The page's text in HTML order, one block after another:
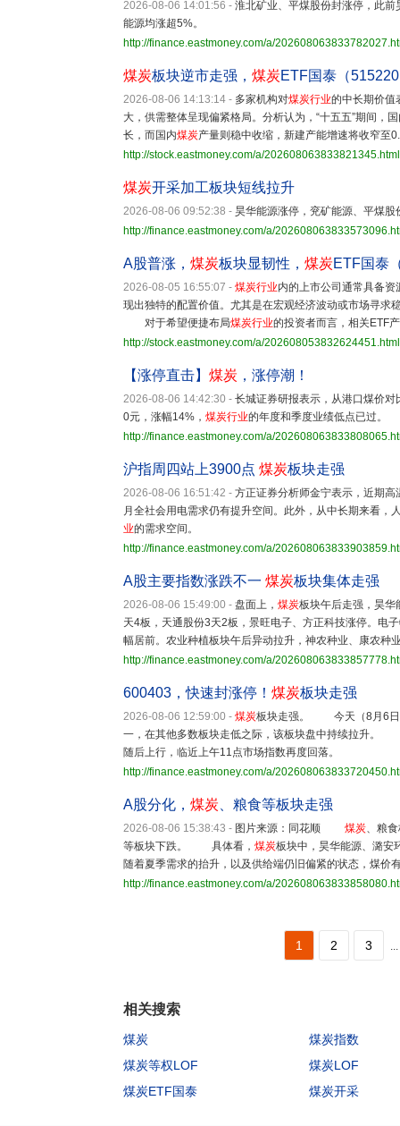
2026-08-06 14:01:56 - 淮北矿业、平煤股份封涨停，此
能源均涨超5%。
http://finance.eastmoney.com/a/
煤炭板块逆市走强， 煤炭ETF国泰（
2026-08-06 14:13:14 - 多家机构对煤炭行业的中长期价值
大，供需整体呈现偏紧格局。分析认为，“十五五”期间，
长，而国内煤炭产量则稳中收缩，新建产能增速将收窄至
http://stock.eastmoney.com/a/202608063833821345.html
煤炭开采加工板块短线拉升
2026-08-06 09:52:38 - 昊华能源涨停，兖矿能源、平煤
http://finance.eastmoney.com/a/
A股普涨， 煤炭板块显韧性， 煤炭ETF国泰
2026-08-05 16:55:07 - 煤炭行业内的上市公司通常具备
现出独特的配置价值。尤其是在宏观经济波动或市场寻求
对于希望便捷布局煤炭行业的投资者而言，相关ETF
http://stock.eastmoney.com/a/202608053832624451.html
【涨停直击】 煤炭 ，涨停潮！
2026-08-06 14:42:30 - 长城证券研报表示，从港口煤价
0元，涨幅14%， 煤炭行业的年度和季度业绩低点已过。
http://finance.eastmoney.com/a/
沪指周四站上3900点 煤炭板块走强
2026-08-06 16:51:42 - 方正证券分析师金宁表示，近期
月全社会用电需求仍有提升空间。此外，从中长期来看
业的需求空间。
http://finance.eastmoney.com/a/
A股主要指数涨跌不一 煤炭板块集体走强
2026-08-06 15:49:00 - 盘面上， 煤炭板块午后走强，昊华
天4板，天通股份3天2板，景旺电子、方正科技涨停。电
幅居前。农业种植板块午后异动拉升，神农种业、康农种
http://finance.eastmoney.com/a/
600403，快速封涨停！ 煤炭板块走强
2026-08-06 12:59:00 - 煤炭板块走强。 今天（8月6
一，在其他多数板块走低之际，该板块盘中持续拉升
随后上行，临近上午11点市场指数再度回落。
http://finance.eastmoney.com/a/
A股分化， 煤炭 、粮食等板块走强
2026-08-06 15:38:43 - 图片来源：同花顺 煤炭、粮
等板块下跌。 具体看， 煤炭板块中，昊华能源、潞
随着夏季需求的抬升，以及供给端仍旧偏紧的状态，煤价
http://finance.eastmoney.com/a/
1 2 3 ...
相关搜索
煤炭
煤炭指数
煤炭等权LOF
煤炭LOF
煤炭ETF国泰
煤炭开采